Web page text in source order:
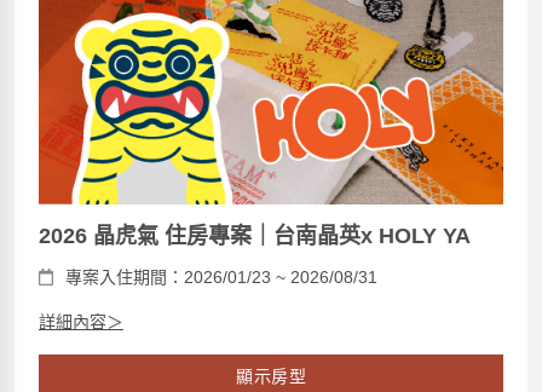
2026 晶虎氣 住房專案｜台南晶英x HOLY YA
專案入住期間：2026/01/23 ~ 2026/08/31
詳細內容＞
顯示房型